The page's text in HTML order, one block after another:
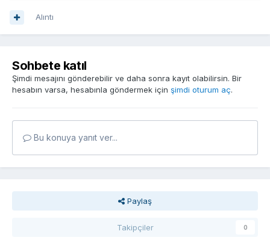
Alıntı
Sohbete katıl
Şimdi mesajını gönderebilir ve daha sonra kayıt olabilirsin. Bir
hesabın varsa, hesabınla göndermek için şimdi oturum aç.
Bu konuya yanıt ver...
Paylaş
Takipçiler 0